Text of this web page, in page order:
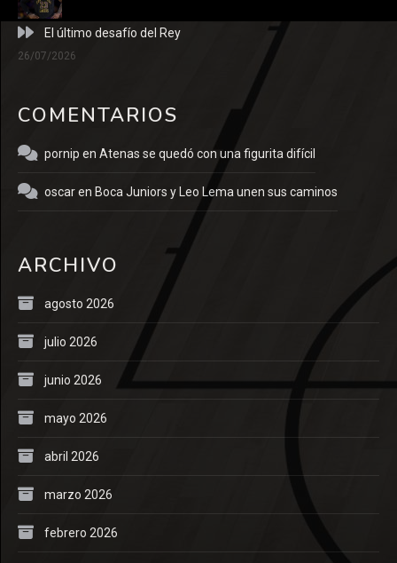
El último desafío del Rey
26/07/2026
COMENTARIOS
pornip en Atenas se quedó con una figurita difícil
oscaren Boca Juniors y Leo Lema unen sus caminos
ARCHIVO
agosto 2026
julio 2026
junio 2026
mayo 2026
abril 2026
marzo 2026
febrero 2026